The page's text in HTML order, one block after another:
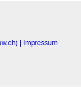
| Impressum